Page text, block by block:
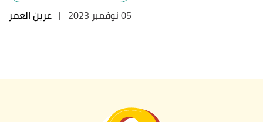
05 نوفمبر 2023 | عرين العمر